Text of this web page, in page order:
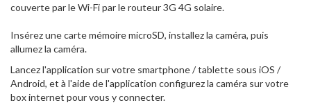
couverte par le Wi-Fi par le routeur 3G 4G solaire.
Insérez une carte mémoire microSD, installez la caméra, puis
allumez la caméra.
Lancez l'application sur votre smartphone / tablette sous iOS /
Android, et à l'aide de l'application configurez la caméra sur votre
box internet pour vous y connecter.